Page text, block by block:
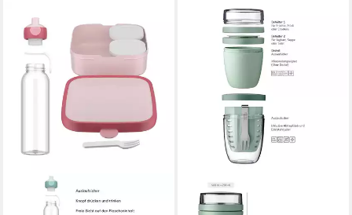
Lunchbox Campus (2025)
MEPAL
Lunchbox Ellipse Lunchpot